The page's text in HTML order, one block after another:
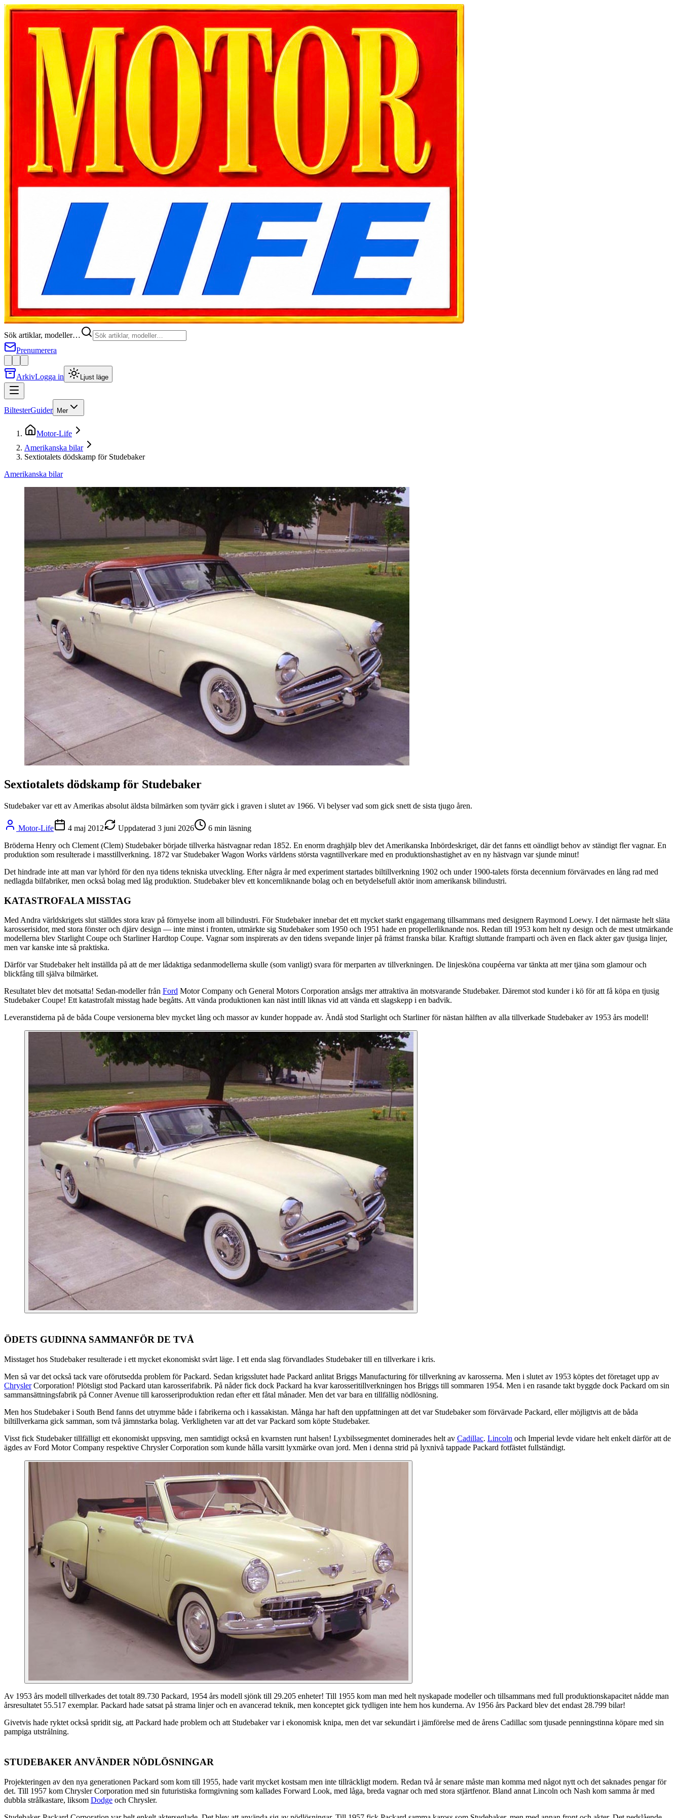
Sök artiklar, modeller…
Prenumerera
ArkivLogga in Ljust läge
BiltesterGuider Mer
Motor-Life
Amerikanska bilar
Sextiotalets dödskamp för Studebaker
Amerikanska bilar
Sextiotalets dödskamp för Studebaker
Studebaker var ett av Amerikas absolut äldsta bilmärken som tyvärr gick i graven i slutet av 1966. Vi belyser vad som gick snett de sista tjugo åren.
Motor-Life 4 maj 2012 Uppdaterad 3 juni 2026 6 min läsning
Bröderna Henry och Clement (Clem) Studebaker började tillverka hästvagnar redan 1852. En enorm draghjälp blev det Amerikanska Inbördeskriget, där det fanns ett oändligt behov av ständigt fler vagnar. En
produktion som resulterade i masstillverkning. 1872 var Studebaker Wagon Works världens största vagntillverkare med en produktionshastighet av en ny hästvagn var sjunde minut!
Det hindrade inte att man var lyhörd för den nya tidens tekniska utveckling. Efter några år med experiment startades biltillverkning 1902 och under 1900-talets första decennium förvärvades en lång rad med
nedlagda bilfabriker, men också bolag med låg produktion. Studebaker blev ett koncernliknande bolag och en betydelsefull aktör inom amerikansk bilindustri.
KATASTROFALA MISSTAG
Med Andra världskrigets slut ställdes stora krav på förnyelse inom all bilindustri. För Studebaker innebar det ett mycket starkt engagemang tillsammans med designern Raymond Loewy. I det närmaste helt släta
karosserisidor, med stora fönster och djärv design — inte minst i fronten, utmärkte sig Studebaker som 1950 och 1951 hade en propellerliknande nos. Redan till 1953 kom helt ny design och de mest utmärkande
modellerna blev Starlight Coupe och Starliner Hardtop Coupe. Vagnar som inspirerats av den tidens svepande linjer på främst franska bilar. Kraftigt sluttande framparti och även en flack akter gav tjusiga linjer,
men var kanske inte så praktiska.
Därför var Studebaker helt inställda på att de mer lådaktiga sedanmodellerna skulle (som vanligt) svara för merparten av tillverkningen. De linjesköna coupéerna var tänkta att mer tjäna som glamour och
blickfång till själva bilmärket.
Resultatet blev det motsatta! Sedan-modeller från Ford Motor Company och General Motors Corporation ansågs mer attraktiva än motsvarande Studebaker. Däremot stod kunder i kö för att få köpa en tjusig
Studebaker Coupe! Ett katastrofalt misstag hade begåtts. Att vända produktionen kan näst intill liknas vid att vända ett slagskepp i en badvik.
Leveranstiderna på de båda Coupe versionerna blev mycket lång och massor av kunder hoppade av. Ändå stod Starlight och Starliner för nästan hälften av alla tillverkade Studebaker av 1953 års modell!
ÖDETS GUDINNA SAMMANFÖR DE TVÅ
Misstaget hos Studebaker resulterade i ett mycket ekonomiskt svårt läge. I ett enda slag förvandlades Studebaker till en tillverkare i kris.
Men så var det också tack vare oförutsedda problem för Packard. Sedan krigsslutet hade Packard anlitat Briggs Manufacturing för tillverkning av karosserna. Men i slutet av 1953 köptes det företaget upp av
ChryslerCorporation! Plötsligt stod Packard utan karosserifabrik. På nåder fick dock Packard ha kvar karosseritillverkningen hos Briggs till sommaren 1954. Men i en rasande takt byggde dock Packard om sin
sammansättningsfabrik på Conner Avenue till karosseriproduktion redan efter ett fåtal månader. Men det var bara en tillfällig nödlösning.
Men hos Studebaker i South Bend fanns det utrymme både i fabrikerna och i kassakistan. Många har haft den uppfattningen att det var Studebaker som förvärvade Packard, eller möjligtvis att de båda
biltillverkarna gick samman, som två jämnstarka bolag. Verkligheten var att det var Packard som köpte Studebaker.
Visst fick Studebaker tillfälligt ett ekonomiskt uppsving, men samtidigt också en kvarnsten runt halsen! Lyxbilssegmentet dominerades helt av Cadillac. Lincoln och Imperial levde vidare helt enkelt därför att de
ägdes av Ford Motor Company respektive Chrysler Corporation som kunde hålla varsitt lyxmärke ovan jord. Men i denna strid på lyxnivå tappade Packard fotfästet fullständigt.
Av 1953 års modell tillverkades det totalt 89.730 Packard, 1954 års modell sjönk till 29.205 enheter! Till 1955 kom man med helt nyskapade modeller och tillsammans med full produktionskapacitet nådde man
årsresultatet 55.517 exemplar. Packard hade satsat på strama linjer och en avancerad teknik, men konceptet gick tydligen inte hem hos kunderna. Av 1956 års Packard blev det endast 28.799 bilar!
Givetvis hade ryktet också spridit sig, att Packard hade problem och att Studebaker var i ekonomisk knipa, men det var sekundärt i jämförelse med de årens Cadillac som tjusade penningstinna köpare med sin
pampiga utstrålning.
STUDEBAKER ANVÄNDER NÖDLÖSNINGAR
Projekteringen av den nya generationen Packard som kom till 1955, hade varit mycket kostsam men inte tillräckligt modern. Redan två år senare måste man komma med något nytt och det saknades pengar för
det. Till 1957 kom Chrysler Corporation med sin futuristiska formgivning som kallades Forward Look, med låga, breda vagnar och med stora stjärtfenor. Bland annat Lincoln och Nash kom samma år med
dubbla strålkastare, liksom Dodge och Chrysler.